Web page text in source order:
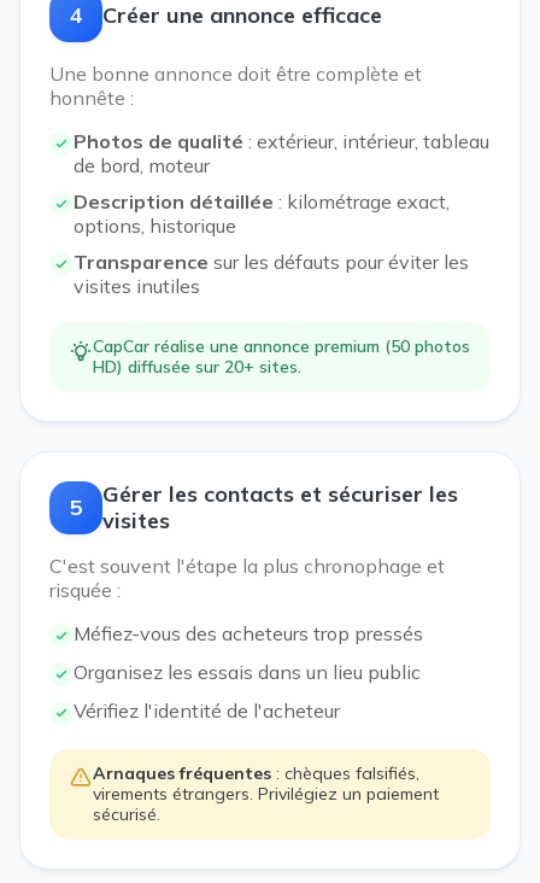
4 Créer une annonce efficace
Une bonne annonce doit être complète et
honnête :
Photos de qualité : extérieur, intérieur, tableau
de bord, moteur
Description détaillée : kilométrage exact,
options, historique
Transparence sur les défauts pour éviter les
visites inutiles
CapCar réalise une annonce premium (50 photos
HD) diffusée sur 20+ sites.
5
Gérer les contacts et sécuriser les
visites
C'est souvent l'étape la plus chronophage et
risquée :
Méfiez-vous des acheteurs trop pressés
Organisez les essais dans un lieu public
Vérifiez l'identité de l'acheteur
Arnaques fréquentes : chèques falsifiés,
virements étrangers. Privilégiez un paiement
sécurisé.